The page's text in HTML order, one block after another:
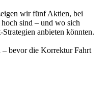
wir fünf Aktien, bei
sind – und wo sich
anbieten könnten.
– bevor die Korrektur Fahrt